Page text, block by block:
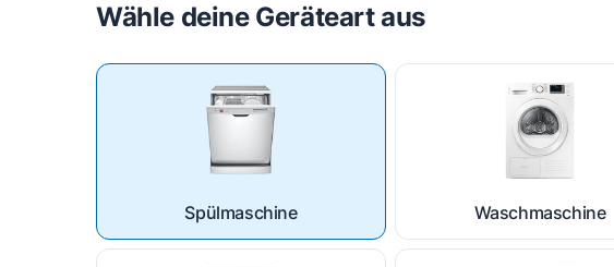
Wähle deine Geräteart aus
Spülmaschine Waschmaschine